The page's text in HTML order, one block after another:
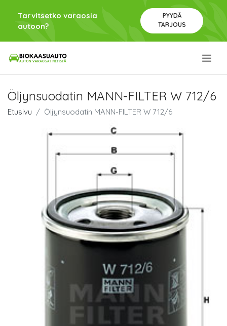
Tarvitsetko varaosia
autoon?
PYYDÄ
TARJOUS
Öljynsuodatin MANN-FILTER W 712/6
Etusivu Öljynsuodatin MANN-FILTER W 712/6